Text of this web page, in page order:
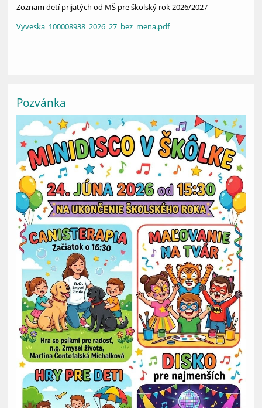
Zoznam detí prijatých od MŠ pre školský rok 2026/2027
Vyveska_100008938_2026_27_bez_mena.pdf
Pozvánka